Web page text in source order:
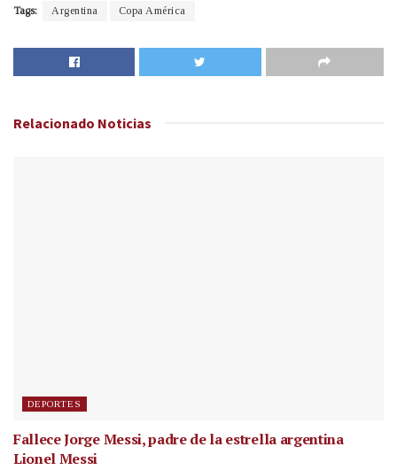
Tags: Argentina Copa América
Relacionado Noticias
DEPORTES
Fallece Jorge Messi, padre de la estrella argentina
Lionel Messi